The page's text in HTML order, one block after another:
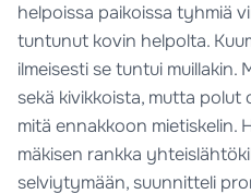
helpoissa paikoissa tyhmiä
tuntunut kovin helpolta.
ilmeisesti se tuntui muillakin.
sekä kivikkoista, mutta polut
mitä ennakkoon mietiskelin.
mäkisen rankka
selviytymään, suunnitteli